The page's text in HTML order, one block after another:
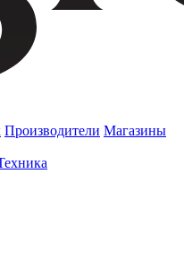
Производители Магазины